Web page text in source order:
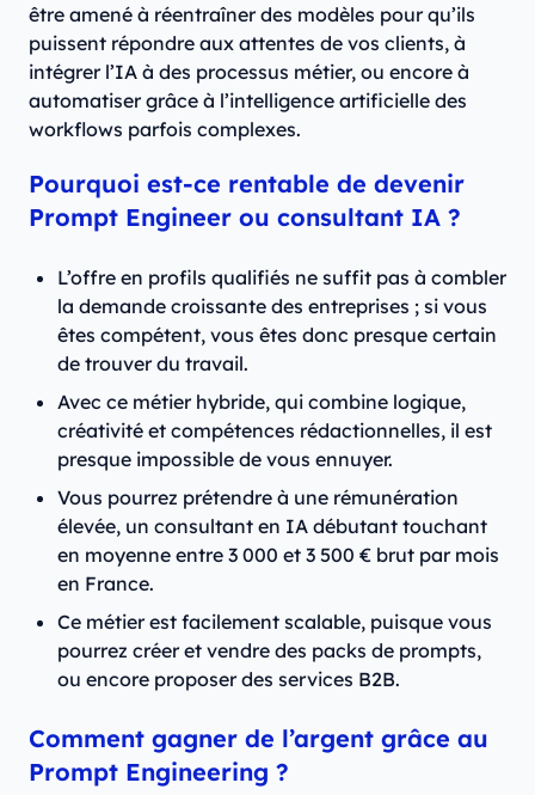
être amené à réentraîner des modèles pour qu’ils
puissent répondre aux attentes de vos clients, à
intégrer l’IA à des processus métier, ou encore à
automatiser grâce à l’intelligence artificielle des
workflows parfois complexes.
Pourquoi est-ce rentable de devenir
Prompt Engineer ou consultant IA ?
L’offre en profils qualifiés ne suffit pas à combler
la demande croissante des entreprises ; si vous
êtes compétent, vous êtes donc presque certain
de trouver du travail.
Avec ce métier hybride, qui combine logique,
créativité et compétences rédactionnelles, il est
presque impossible de vous ennuyer.
Vous pourrez prétendre à une rémunération
élevée, un consultant en IA débutant touchant
en moyenne entre 3 000 et 3 500 € brut par mois
en France.
Ce métier est facilement scalable, puisque vous
pourrez créer et vendre des packs de prompts,
ou encore proposer des services B2B.
Comment gagner de l’argent grâce au
Prompt Engineering ?